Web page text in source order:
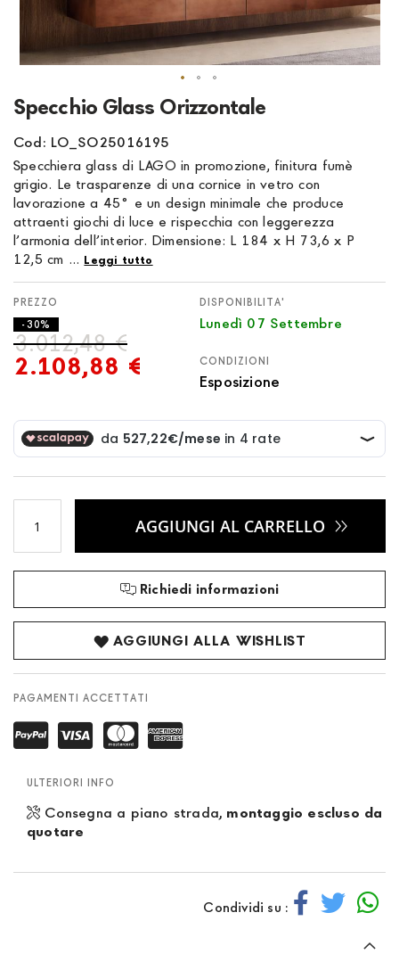
Specchio Glass Orizzontale
Cod: LO_SO25016195
Specchiera glass di LAGO in promozione, finitura fumè
grigio. Le trasparenze di una cornice in vetro con
lavorazione a 45° e un design minimale che produce
attraenti giochi di luce e rispecchia con leggerezza
l’armonia dell’interior. Dimensione: L 184 x H 73,6 x P
12,5 cm ... Leggi tutto
2.108,88 €
3.012,48 €
- 30%
DISPONIBILITA'
Lunedì 07 Settembre
CONDIZIONI
Esposizione
AGGIUNGI AL CARRELLO
Richiedi informazioni
AGGIUNGI ALLA WISHLIST
PAGAMENTI ACCETTATI
ULTERIORI INFO
Consegna a piano strada, montaggio escluso da
quotare
Condividi su :
Vai
all'inizio
della
galleria
di
immagini